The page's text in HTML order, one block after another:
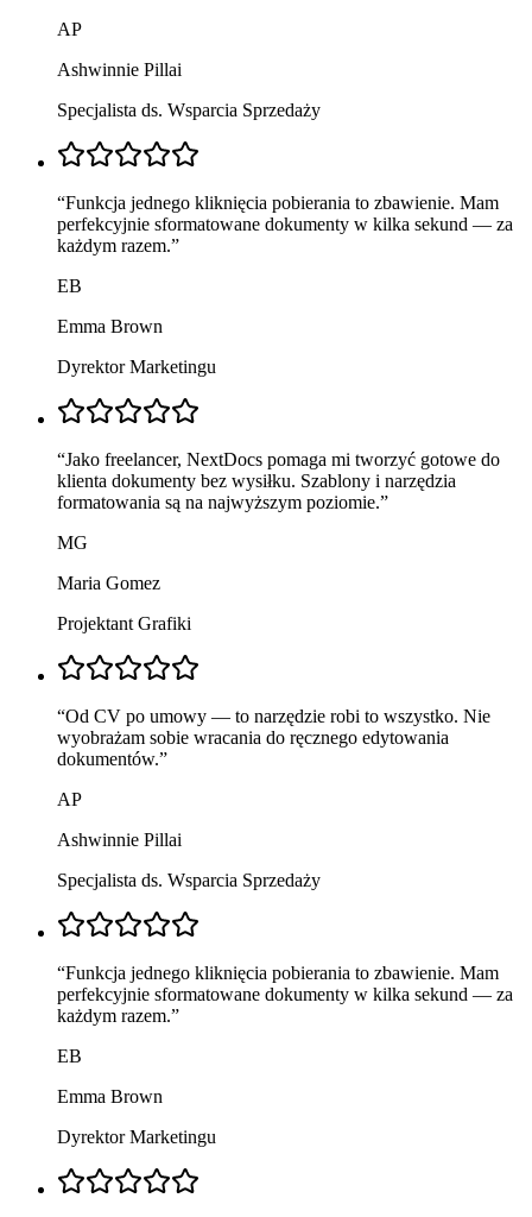
AP
Ashwinnie Pillai
Specjalista ds. Wsparcia Sprzedaży
“Funkcja jednego kliknięcia pobierania to zbawienie. Mam
perfekcyjnie sformatowane dokumenty w kilka sekund — za
każdym razem.”
EB
Emma Brown
Dyrektor Marketingu
“Jako freelancer, NextDocs pomaga mi tworzyć gotowe do
klienta dokumenty bez wysiłku. Szablony i narzędzia
formatowania są na najwyższym poziomie.”
MG
Maria Gomez
Projektant Grafiki
“Od CV po umowy — to narzędzie robi to wszystko. Nie
wyobrażam sobie wracania do ręcznego edytowania
dokumentów.”
AP
Ashwinnie Pillai
Specjalista ds. Wsparcia Sprzedaży
“Funkcja jednego kliknięcia pobierania to zbawienie. Mam
perfekcyjnie sformatowane dokumenty w kilka sekund — za
każdym razem.”
EB
Emma Brown
Dyrektor Marketingu